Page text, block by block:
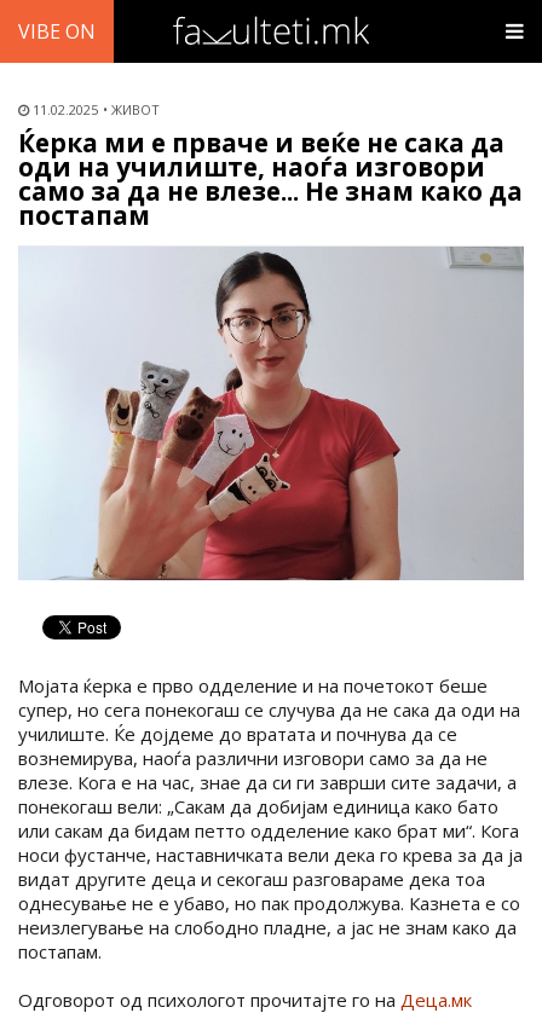
VIBE ON
11.02.2025 ЖИВОТ
Ќерка ми е прваче и веќе не сака да
оди на училиште, наоѓа изговори
само за да не влезе... Не знам како да
постапам
Мојата ќерка е прво одделение и на почетокот беше
супер, но сега понекогаш се случува да не сака да оди на
училиште. Ќе дојдеме до вратата и почнува да се
вознемирува, наоѓа различни изговори само за да не
влезе. Кога е на час, знае да си ги заврши сите задачи, а
понекогаш вели: „Сакам да добијам единица како бато
или сакам да бидам петто одделение како брат ми“. Кога
носи фустанче, наставничката вели дека го крева за да ја
видат другите деца и секогаш разговараме дека тоа
однесување не е убаво, но пак продолжува. Казнета е со
неизлегување на слободно пладне, а јас не знам како да
постапам.
Одговорот од психологот прочитајте го на Деца.мк